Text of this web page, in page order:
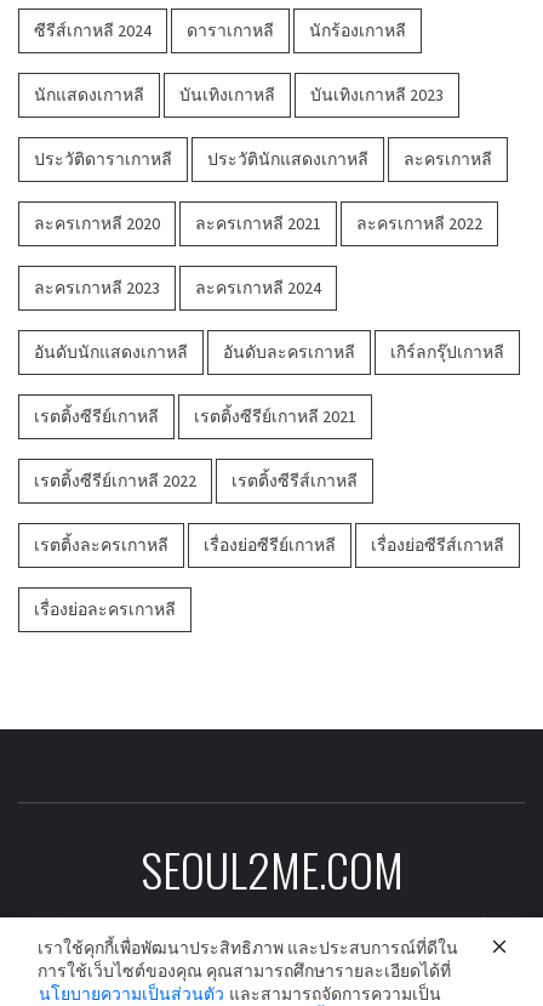
ซีรีส์เกาหลี 2024 ดาราเกาหลี นักร้องเกาหลี
นักแสดงเกาหลี บันเทิงเกาหลี บันเทิงเกาหลี 2023
ประวัติดาราเกาหลี ประวัตินักแสดงเกาหลี ละครเกาหลี
ละครเกาหลี 2020 ละครเกาหลี 2021 ละครเกาหลี 2022
ละครเกาหลี 2023 ละครเกาหลี 2024
อันดับนักแสดงเกาหลี อันดับละครเกาหลี เกิร์ลกรุ๊ปเกาหลี
เรตติ้งซีรีย์เกาหลี เรตติ้งซีรีย์เกาหลี 2021
เรตติ้งซีรีย์เกาหลี 2022 เรตติ้งซีรีส์เกาหลี
เรตติ้งละครเกาหลี เรื่องย่อซีรีย์เกาหลี เรื่องย่อซีรีส์เกาหลี
เรื่องย่อละครเกาหลี
SEOUL2ME.COM
ข่าวบันเทิงเกาหลีอัพเดต ดาราเกาหลี ซีรีย์
เกาหลี ละครเกาหลี และนักร้องเกาหลีก่อนใคร
เราใช้คุกกี้เพื่อพัฒนาประสิทธิภาพ และประสบการณ์ที่ดีใน
การใช้เว็บไซต์ของคุณ คุณสามารถศึกษารายละเอียดได้ที่
นโยบายความเป็นส่วนตัว และสามารถจัดการความเป็น